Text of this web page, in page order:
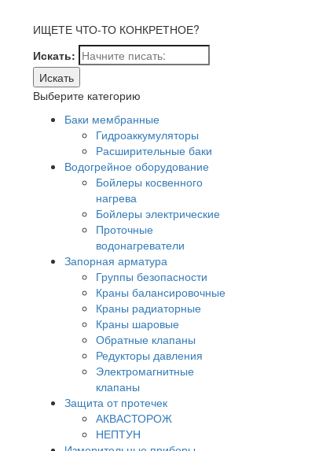
ИЩЕТЕ ЧТО-ТО КОНКРЕТНОЕ?
Искать:
Выберите категорию
Баки мембранные
Гидроаккумуляторы
Расширительные баки
Водогрейное оборудование
Бойлеры косвенного
нагрева
Бойлеры электрические
Проточные
водонагреватели
Запорная арматура
Группы безопасности
Краны балансировочные
Краны радиаторные
Краны шаровые
Обратные клапаны
Редукторы давления
Электромагнитные
клапаны
Защита от протечек
АКВАСТОРОЖ
НЕПТУН